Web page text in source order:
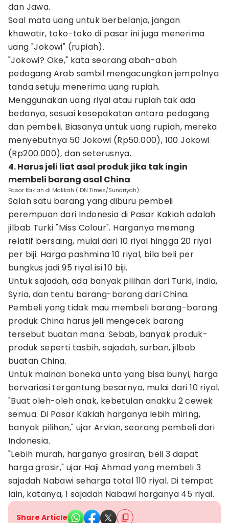
dan Jawa.
Soal mata uang untuk berbelanja, jangan
khawatir, toko-toko di pasar ini juga menerima
uang "Jokowi" (rupiah).
"Jokowi? Oke," kata seorang abah-abah
pedagang Arab sambil mengacungkan jempolnya
tanda setuju menerima uang rupiah.
Menggunakan uang riyal atau rupiah tak ada
bedanya, sesuai kesepakatan antara pedagang
dan pembeli. Biasanya untuk uang rupiah, mereka
menyebutnya 50 Jokowi (Rp50.000), 100 Jokowi
(Rp200.000), dan seterusnya.
4. Harus jeli liat asal produk jika tak ingin
membeli barang asal China
Pasar Kakiah di Makkah (IDN Times/Sunariyah)
Salah satu barang yang diburu pembeli
perempuan dari Indonesia di Pasar Kakiah adalah
jilbab Turki "Miss Colour". Harganya memang
relatif bersaing, mulai dari 10 riyal hingga 20 riyal
per biji. Harga pashmina 10 riyal, bila beli per
bungkus jadi 95 riyal isi 10 biji.
Untuk sajadah, ada banyak pilihan dari Turki, India,
Syria, dan tentu barang-barang dari China.
Pembeli yang tidak mau membeli barang-barang
produk China harus jeli mengecek barang
tersebut buatan mana. Sebab, banyak produk-
produk seperti tasbih, sajadah, surban, jilbab
buatan China.
Untuk mainan boneka unta yang bisa bunyi, harga
bervariasi tergantung besarnya, mulai dari 10 riyal.
"Buat oleh-oleh anak, kebetulan anakku 2 cewek
semua. Di Pasar Kakiah harganya lebih miring,
banyak pilihan," ujar Arvian, seorang pembeli dari
Indonesia.
"Lebih murah, harganya grosiran, beli 3 dapat
harga grosir," ujar Haji Ahmad yang membeli 3
sajadah Nabawi seharga total 110 riyal. Di tempat
lain, katanya, 1 sajadah Nabawi harganya 45 riyal.
Share Article